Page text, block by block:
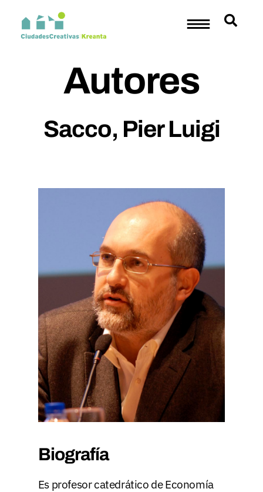
Autores
Sacco, Pier Luigi
Biografía
Es profesor catedrático de Economía